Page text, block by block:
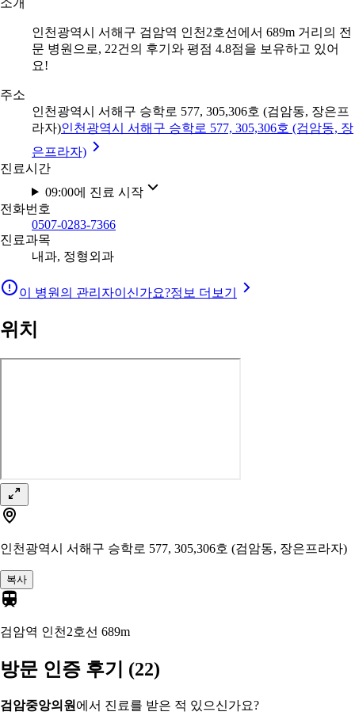
인천광역시 서해구 검암역 인천2호선에서 689m 거리의 전
문 병원으로, 22건의 후기와 평점 4.8점을 보유하고 있어
요!
주소
인천광역시 서해구 승학로 577, 305,306호 (검암동, 장은프
라자)인천광역시 서해구 승학로 577, 305,306호 (검암동, 장
은프라자)
진료시간
09:00에 진료 시작
전화번호
0507-0283-7366
진료과목
내과, 정형외과
이 병원의 관리자이신가요?정보 더보기
위치
인천광역시 서해구 승학로 577, 305,306호 (검암동, 장은프라자)
복사
검암역 인천2호선 689m
방문 인증 후기 (22)
검암중앙의원 에서 진료를 받은 적 있으신가요?